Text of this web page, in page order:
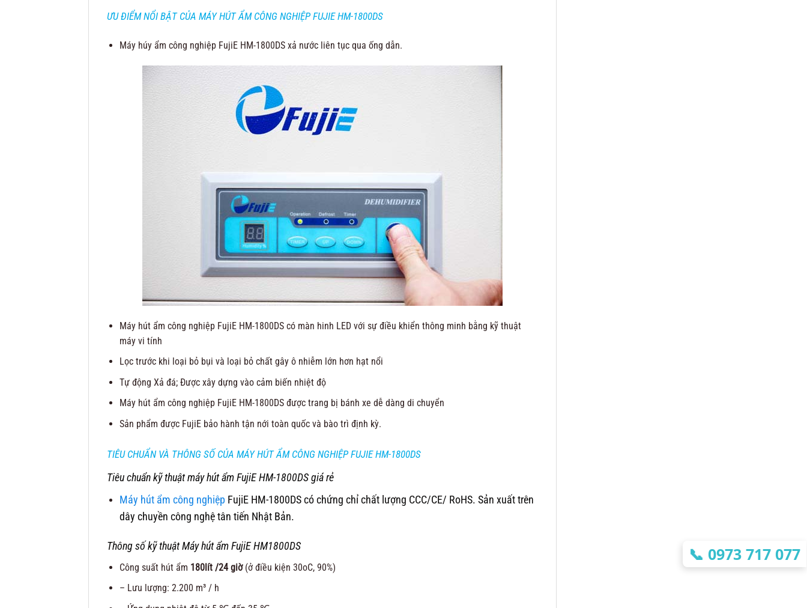
📞0973 717 077
ƯU ĐIỂM NỔI BẬT CỦA MÁY HÚT ẨM CÔNG NGHIỆP FUJIE HM-1800DS
Máy húy ẩm công nghiệp FujiE HM-1800DS xả nước liên tục qua ống dẫn.
Máy hút ẩm công nghiệp FujiE HM-1800DS có màn hinh LED với sự điều khiển thông minh bằng kỹ thuật
máy vi tính
Lọc trước khi loại bỏ bụi và loại bỏ chất gây ô nhiễm lớn hơn hạt nổi
Tự động Xả đá; Được xây dựng vào cảm biến nhiệt độ
Máy hút ẩm công nghiệp FujiE HM-1800DS được trang bị bánh xe dễ dàng di chuyển
Sản phẩm được FujiE bảo hành tận nới toàn quốc và bào trì định kỳ.
TIÊU CHUẨN VÀ THÔNG SỐ CỦA MÁYHÚT ẨM CÔNG NGHIỆP FUJIE HM-1800DS
Tiêu chuẩn kỹ thuật máy hút ẩm FujiE HM-1800DS giá rẻ
Máy hút ẩm công nghiệp FujiE HM-1800DS có chứng chỉ chất lượng CCC/CE/ RoHS. Sản xuất trên
dây chuyền công nghệ tân tiến Nhật Bản.
Thông số kỹ thuật Máy hút ẩm FujiE HM1800DS
Công suất hút ẩm 180lít /24 giờ(ở điều kiện 30oC, 90%)
– Lưu lượng: 2.200 m³ / h